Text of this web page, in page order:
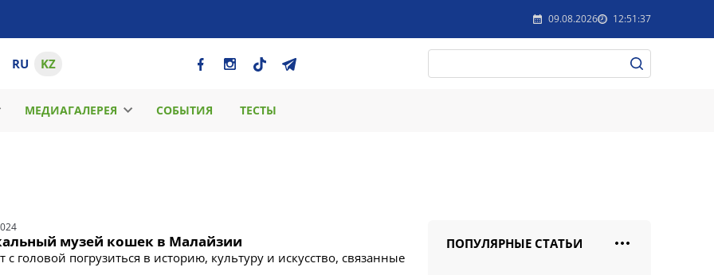
09.08.2026 12:51:37
RU KZ
МЕДИАГАЛЕРЕЯ СОБЫТИЯ ТЕСТЫ
музей кошек в Малайзии
с головой погрузиться в историю, культуру и искусство, связанные
ПОПУЛЯРНЫЕ СТАТЬИ